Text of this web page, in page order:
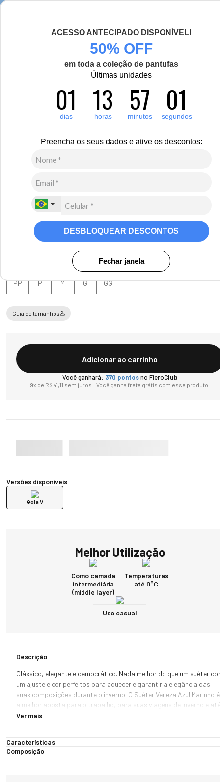
ACESSO ANTECIPADO DISPONÍVEL!
50% OFF
em toda a coleção de pantufas
Últimas unidades
01
dias 13
horas 57
minutos 00
segundos
Preencha os seus dados e ative os descontos:
DESBLOQUEAR DESCONTOS
Fechar janela
Avaliações
Suéter Feminino Tricô Premium Gola V Veneza
Ver Parcelas
Azul Marinho
PP P M G GG
Guia de tamanhos
Adicionar ao carrinho
Você ganhará: 370 pontosno FieroClub
9x de R$ 41,11 sem juros Você ganha frete grátis com esse produto!
Versões disponíveis
Gola V
Melhor Utilização
Como camada
intermediária
(middle layer)
Temperaturas
até 0°C
Uso casual
Descrição
Clássico, elegante e democrático. Nada melhor do que um suéter
um ajuste e cor perfeitos para aquecer e garantir a elegância das
suas composições durante o inverno. O Suéter Veneza Azul Marinho é
a melhor aposta para o trabalho, para suas viagens de inverno e até
mesmo para ocasiões mais formais.
isolamento e equilíbrio térmico, além de toque aveludado e muita
maciez ao produto.
Ver mais
Características
Composição